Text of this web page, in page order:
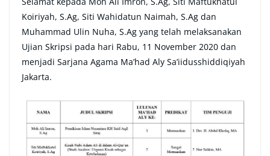
Koiriyah, S.Ag, Siti Wahidatun Naimah, S.Ag dan
Muhammad Ulin Nuha, S.Ag yang telah melaksanakan
Ujian Skripsi pada hari Rabu, 11 November 2020 dan
menjadi Sarjana Agama Ma’had Aly Sa’iidusshiddiqiyah
Jakarta.